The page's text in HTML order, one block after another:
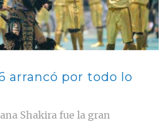
arrancó por todo lo
Shakira fue la gran